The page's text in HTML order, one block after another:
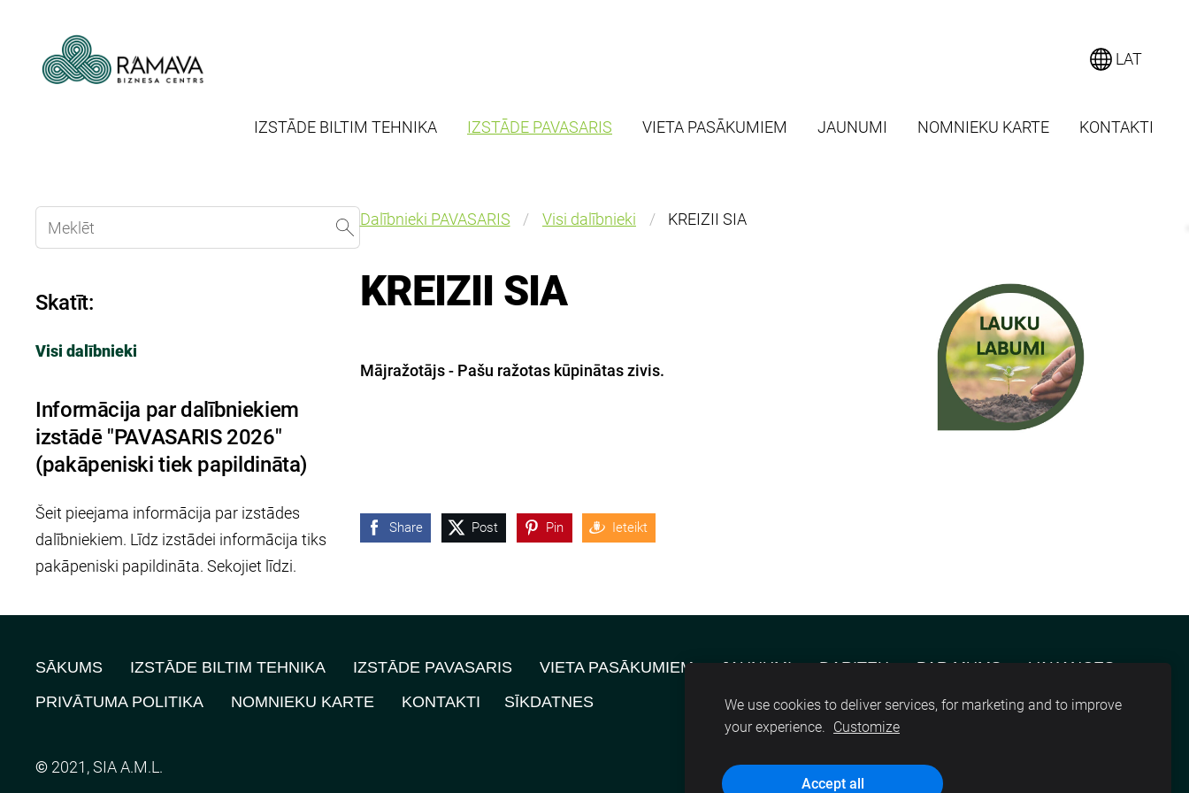
IZSTĀDE BILTIM TEHNIKA IZSTĀDE PAVASARIS VIETA PASĀKUMIEM JAUNUMI NOMNIEKU KARTE KONTAKTI
LAT
Skatīt:
Visi dalībnieki
Informācija par dalībniekiem
izstādē "PAVASARIS 2026"
(pakāpeniski tiek papildināta)
Šeit pieejama informācija par izstādes
dalībniekiem. Līdz izstādei informācija tiks
pakāpeniski papildināta. Sekojiet līdzi.
Dalībnieki PAVASARIS Visi dalībnieki KREIZII SIA
KREIZII SIA
Mājražotājs - Pašu ražotas kūpinātas zivis.
Share Post Pin Ieteikt
SĀKUMS IZSTĀDE BILTIM TEHNIKA IZSTĀDE PAVASARIS VIETA PASĀKUMIEM JAUNUMI DARITEH PAR MUMS
VAKANCES
PRIVĀTUMA POLITIKA
NOMNIEKU KARTE KONTAKTI SĪKDATNES
© 2021, SIA A.M.L.
We use cookies to deliver services, for marketing and to improve
your experience. Customize
Accept all